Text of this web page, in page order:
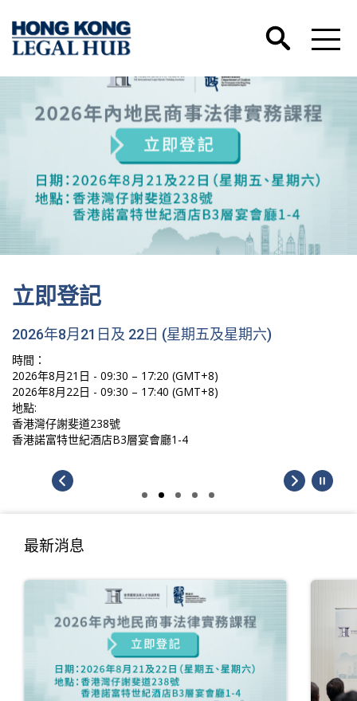
立即登記
2026年8月21日及 22日 (星期五及星期六)
時間：
2026年8月21日 - 09:30 – 17:20 (GMT+8)
2026年8月22日 - 09:30 – 17:40 (GMT+8)
地點:
香港灣仔謝斐道238號
香港諾富特世紀酒店B3層宴會廳1-4
最新消息